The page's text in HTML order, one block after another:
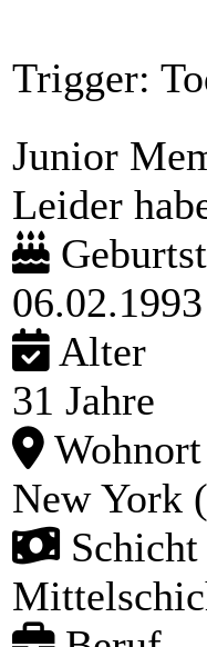
Trigger:
Junior
Leider
Alter
31 Jahre
Wohnort
New York
Schicht